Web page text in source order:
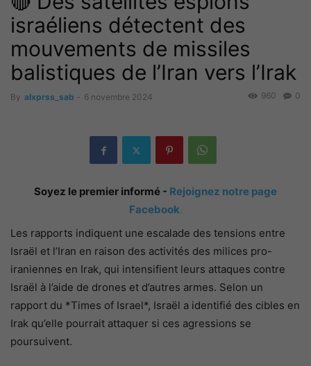
israéliens détectent des
mouvements de missiles
balistiques de l’Iran vers l’Irak
By alxprss_sab - 6 novembre 2024 0
960
Soyez le premier informé - Rejoignez notre page
Facebook.
Les rapports indiquent une escalade des tensions entre
Israël et l’Iran en raison des activités des milices pro-
iraniennes en Irak, qui intensifient leurs attaques contre
Israël à l’aide de drones et d’autres armes. Selon un
rapport du *Times of Israel*, Israël a identifié des cibles en
Irak qu’elle pourrait attaquer si ces agressions se
poursuivent.